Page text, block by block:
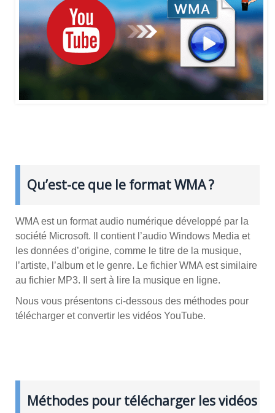
Qu’est-ce que le format WMA ?
WMA est un format audio numérique développé par la
société Microsoft. Il contient l’audio Windows Media et
les données d’origine, comme le titre de la musique,
l’artiste, l’album et le genre. Le fichier WMA est similaire
au fichier MP3. Il sert à lire la musique en ligne.
Nous vous présentons ci-dessous des méthodes pour
télécharger et convertir les vidéos YouTube.
Méthodes pour télécharger les vidéos